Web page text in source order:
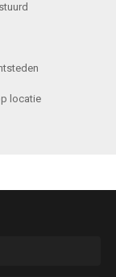
locatie